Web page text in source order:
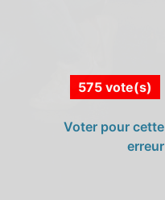
575 vote(s)
Voter pour cette
erreur